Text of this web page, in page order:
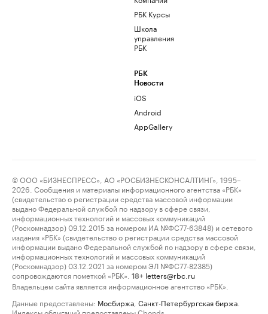
РБК Курсы
Школа
управления
РБК
РБК
Новости
iOS
Android
AppGallery
© ООО «БИЗНЕСПРЕСС», АО «РОСБИЗНЕСКОНСАЛТИНГ», 1995–
2026. Сообщения и материалы информационного агентства «РБК»
(свидетельство о регистрации средства массовой информации
выдано Федеральной службой по надзору в сфере связи,
информационных технологий и массовых коммуникаций
(Роскомнадзор) 09.12.2015 за номером ИА №ФС77-63848) и сетевого
издания «РБК» (свидетельство о регистрации средства массовой
информации выдано Федеральной службой по надзору в сфере связи,
информационных технологий и массовых коммуникаций
(Роскомнадзор) 03.12.2021 за номером ЭЛ №ФС77-82385)
сопровождаются пометкой «РБК».
18+ letters@rbc.ru
Владельцем сайта является информационное агентство «РБК».
Данные предоставлены: Мосбиржа Санкт-Петербургская биржа